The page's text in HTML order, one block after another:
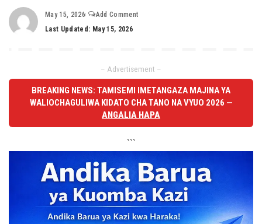
May 15, 2026
Add Comment
Last Updated: May 15, 2026
– Advertisement –
BREAKING NEWS: TAMISEMI IMETANGAZA MAJINA YA
WALIOCHAGULIWA KIDATO CHA TANO NA VYUO 2026 —
ANGALIA HAPA
```